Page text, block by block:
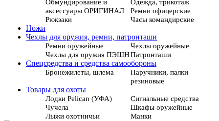
Обмундирование и
аксессуары ОРИГИНАЛ
Одежда, трикотаж
Ремни офицерские
Рюкзаки
Часы командирские
Ножи
Чехлы для оружия, ремни, патронташи
Ремни оружейные
Чехлы оружейные
Чехлы для оружия ПЭШНПатронташи
Спецсредства и средства самообороны
Бронежилеты, шлема
Наручники, палки
резиновые
Товары для охоты
Лодки Pelican (УФА)
Сигнальные средства
Чучела
Шкафы оружейные
Лыжи охотничьи
Манки